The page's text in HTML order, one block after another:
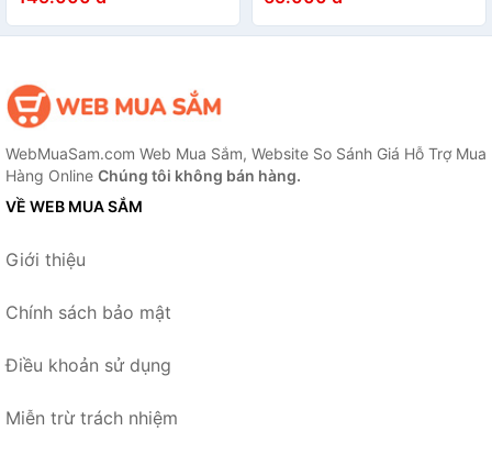
WebMuaSam.com Web Mua Sắm, Website So Sánh Giá Hỗ Trợ Mua
Hàng Online Chúng tôi không bán hàng.
VỀ WEB MUA SẮM
Giới thiệu
Chính sách bảo mật
Điều khoản sử dụng
Miễn trừ trách nhiệm